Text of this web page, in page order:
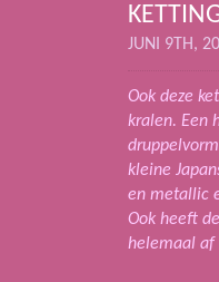
JUNI 9TH,
Ook deze
kralen. Een
kleine
en metallic
Ook heeft
helemaal af